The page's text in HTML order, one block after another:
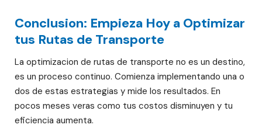
Conclusion: Empieza Hoy a Optimizar
tus Rutas de Transporte
La optimizacion de rutas de transporte no es un destino,
es un proceso continuo. Comienza implementando una o
dos de estas estrategias y mide los resultados. En
pocos meses veras como tus costos disminuyen y tu
eficiencia aumenta.